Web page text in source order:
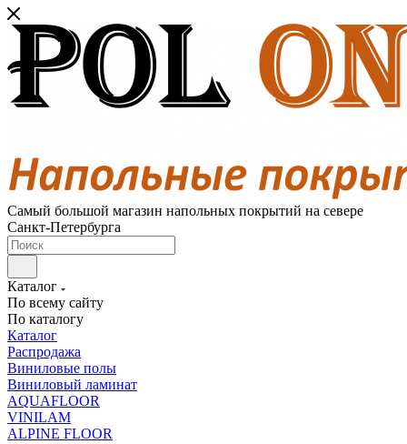
Самый большой магазин напольных покрытий на севере
Санкт-Петербурга
Каталог
По всему сайту
По каталогу
Каталог
Распродажа
Виниловые полы
Виниловый ламинат
AQUAFLOOR
VINILAM
ALPINE FLOOR